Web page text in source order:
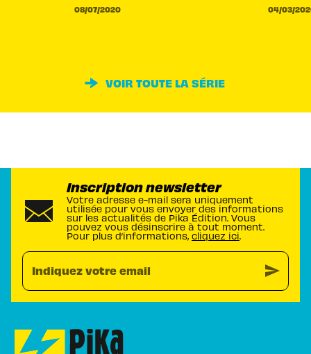
08/07/2020 04/03/
VOIR TOUTE LA SÉRIE
Inscription newsletter
Votre adresse e-mail sera uniquement
utilisée pour vous envoyer des informations
sur les actualités de Pika Édition. Vous
pouvez vous désinscrire à tout moment.
Pour plus d’informations, cliquez ici.
Indiquez votre email send